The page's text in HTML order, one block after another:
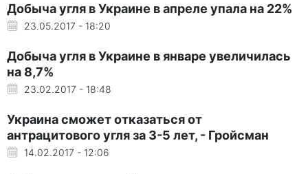
Добыча угля в Украине в апреле упала на 22%
23.05.2017 - 18:20
Добыча угля в Украине в январе увеличилась
на 8,7%
23.02.2017 - 18:48
Украина сможет отказаться от
антрацитового угля за 3-5 лет, - Гройсман
14.02.2017 - 12:06